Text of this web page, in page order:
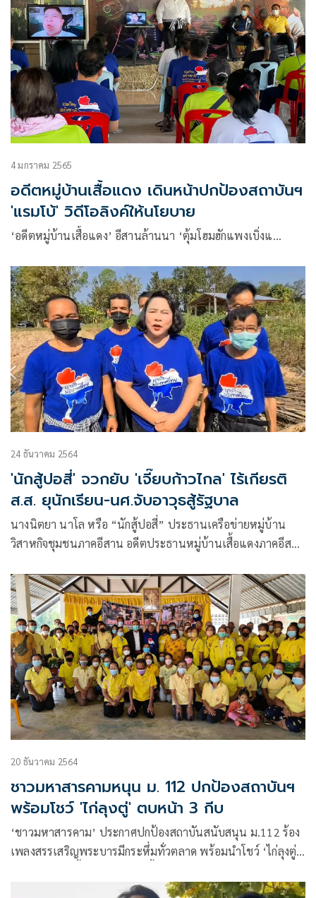
4 มกราคม 2565
อดีตหมู่บ้านเสื้อแดง เดินหน้าปกป้องสถาบันฯ
'แรมโบ้' วิดีโอลิงค์ให้นโยบาย
‘อดีตหมู่บ้านเสื้อแดง’ อีสานล้านนา ‘ตุ้มโฮมฮักแพงเบิ่งแ…
24 ธันวาคม 2564
'นักสู้ปอสี่' จวกยับ 'เจี๊ยบก้าวไกล' ไร้เกียรติ
ส.ส. ยุนักเรียน-นศ.จับอาวุธสู้รัฐบาล
นางนิตยา นาโล หรือ “นักสู้ปอสี่” ประธานเครือข่ายหมู่บ้าน
วิสาหกิจชุมชนภาคอีสาน อดีตประธานหมู่บ้านเสื้อแดงภาคอีสาน
20 ธันวาคม 2564
ชาวมหาสารคามหนุน ม. 112 ปกป้องสถาบันฯ
พร้อมโชว์ 'ไก่ลุงตู่' ตบหน้า 3 กีบ
‘ชาวมหาสารคาม’ ประกาศปกป้องสถาบันสนับสนุน ม.112 ร้อง
เพลงสรรเสริญพระบารมีกระหึ่มทั่วตลาด พร้อมนำโชว์ ‘ไก่ลุงตู่’
จากต้นกล้วยและพืช สร้างรายได้ต่อวันจำนวนมาก